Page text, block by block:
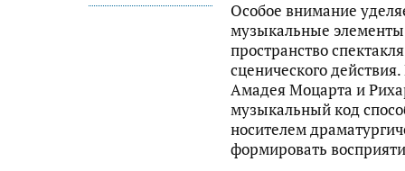
Особое внимание
музыкальные
пространство
сценического
Амадея Моцарта и
музыкальный код
носителем
формировать